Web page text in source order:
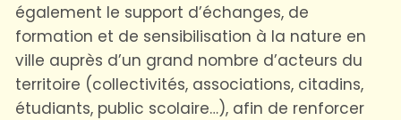
également le support d’échanges, de
formation et de sensibilisation à la nature en
ville auprès d’un grand nombre d’acteurs du
territoire (collectivités, associations, citadins,
étudiants, public scolaire…), afin de renforcer